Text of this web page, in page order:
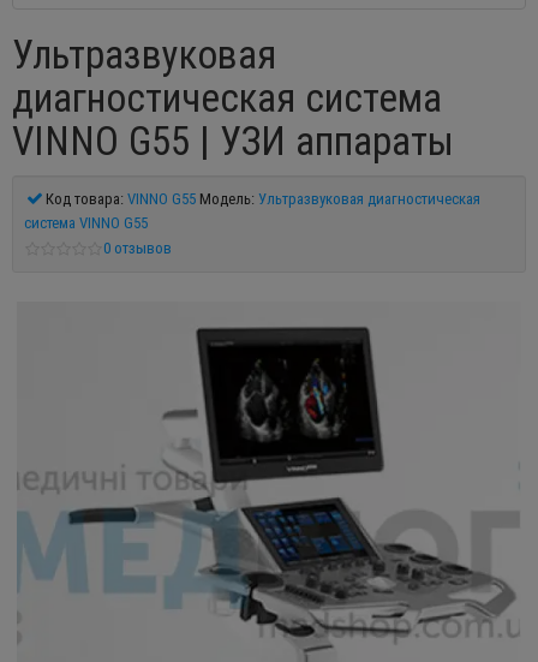
Ультразвуковая
диагностическая система
VINNO G55 | УЗИ аппараты
Код товара: VINNO G55 Модель: Ультразвуковая диагностическая
система VINNO G55
0 отзывов